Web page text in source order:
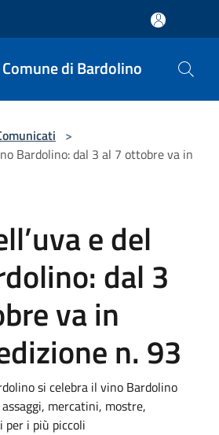
Comune di Bardolino
>
Bardolino: dal 3 al 7 ottobre va in
e del
dal 3
va in
n. 93
si celebra il vino Bardolino
mercatini, mostre,
per i più piccoli